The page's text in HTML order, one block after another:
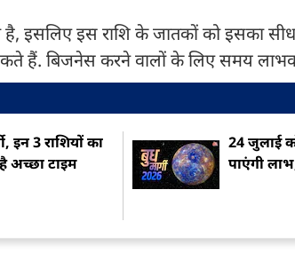
है, इसलिए इस राशि के जातकों को इसका
हैं. बिजनेस करने वालों के लिए समय
इन 3 राशियों का
अच्छा टाइम
24 जुलाई
पाएंगी